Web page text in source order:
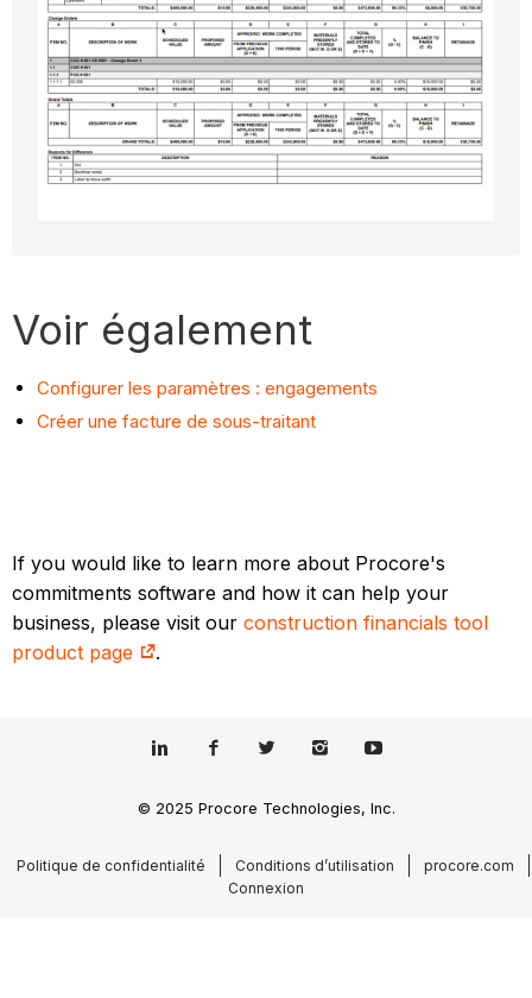
Voir également
Configurer les paramètres : engagements
Créer une facture de sous-traitant
If you would like to learn more about Procore's
commitments software and how it can help your
business, please visit ourconstruction financials tool
product page
.
© 2025 Procore Technologies, Inc.
Politique de confidentialité Conditions d’utilisation
procore.com
Connexion